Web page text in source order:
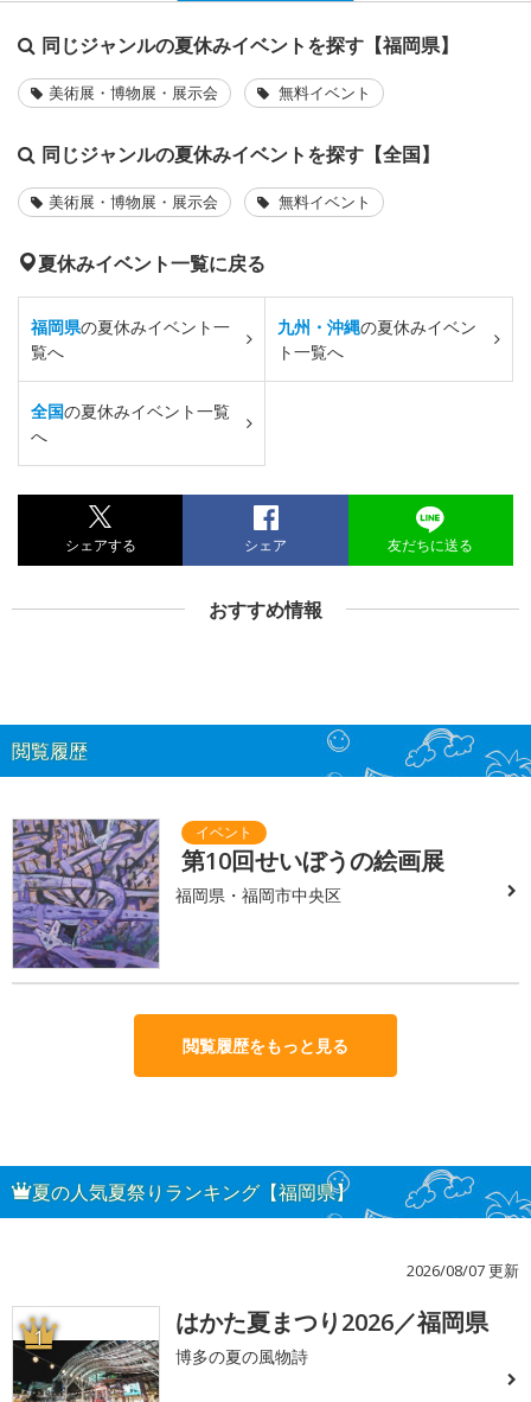
同じジャンルの夏休みイベントを探す【福岡県】
美術展・博物展・展示会 無料イベント
同じジャンルの夏休みイベントを探す【全国】
美術展・博物展・展示会 無料イベント
夏休みイベント一覧に戻る
福岡県の夏休みイベント一
覧へ
九州・沖縄の夏休みイベン
ト一覧へ
全国の夏休みイベント一覧
へ
シェアする シェア 友だちに送る
おすすめ情報
閲覧履歴
第10回せいぼうの絵画展
福岡県・福岡市中央区
閲覧履歴をもっと見る
夏の人気夏祭りランキング【福岡県】
2026/08/07 更新
1 はかた夏まつり2026／福岡県
博多の夏の風物詩